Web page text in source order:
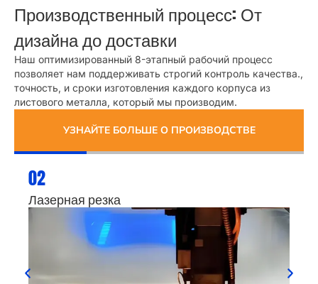
Производственный процесс: От
дизайна до доставки
Наш оптимизированный 8-этапный рабочий процесс
позволяет нам поддерживать строгий контроль качества.,
точность, и сроки изготовления каждого корпуса из
листового металла, который мы производим.
УЗНАЙТЕ БОЛЬШЕ О ПРОИЗВОДСТВЕ
02
Лазерная резка